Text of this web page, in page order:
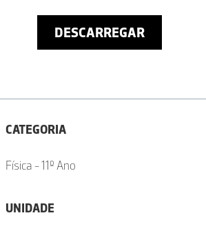
DESCARREGAR
CATEGORIA
Física - 11º Ano
UNIDADE